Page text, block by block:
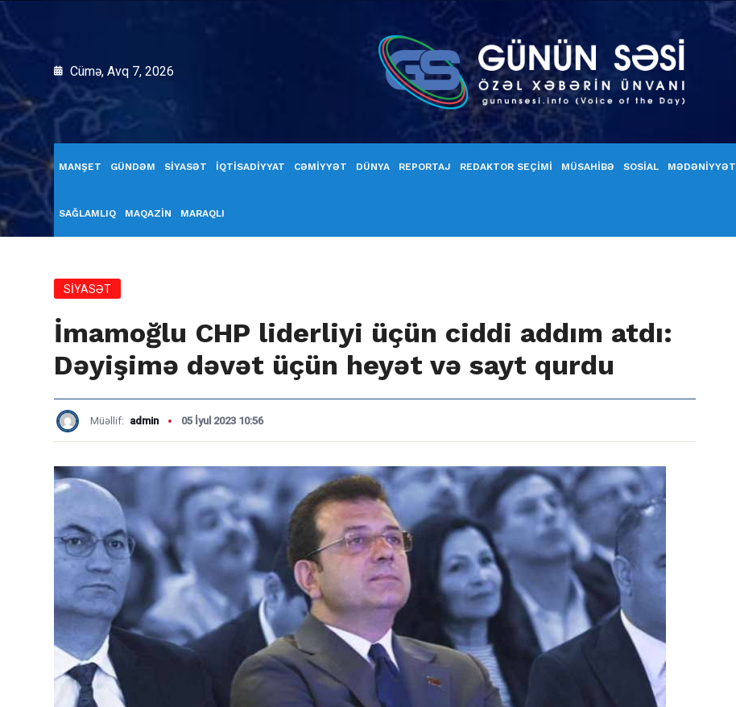
Cümə, Avq 7, 2026
MANŞET GÜNDƏM SİYASƏT İQTİSADİYYAT CƏMİYYƏT DÜNYA REPORTAJ REDAKTOR SEÇİMİ MÜSAHİBƏ SOSİAL MƏDƏNİYYƏT
SAĞLAMLIQ MAQAZİN MARAQLI
SİYASƏT
İmamoğlu CHP liderliyi üçün ciddi addım atdı:
Dəyişimə dəvət üçün heyət və sayt qurdu
Müəllif: admin 05 İyul 2023 10:56